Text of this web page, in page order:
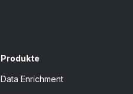
Produkte
Data Enrichment